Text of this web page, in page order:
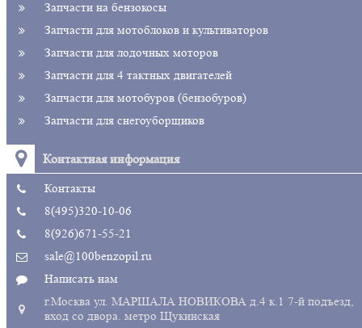
Запчасти на бензокосы
Запчасти для мотоблоков и культиваторов
Запчасти для лодочных моторов
Запчасти для 4 тактных двигателей
Запчасти для мотобуров (бензобуров)
Запчасти для снегоуборщиков
Контактная информация
Контакты
8(495)320-10-06
8(926)671-55-21
sale@100benzopil.ru
Написать нам
г.Москва ул. МАРШАЛА НОВИКОВА д.4 к.1 7-й подъезд,
вход со двора. метро Щукинская